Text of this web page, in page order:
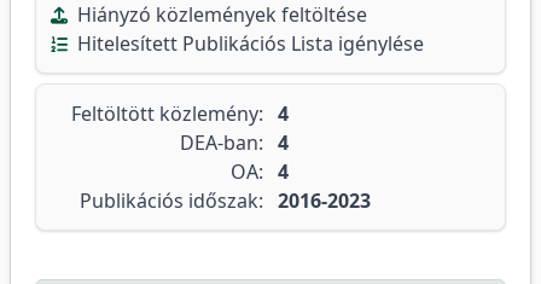
Hiányzó közlemények feltöltése
Hitelesített Publikációs Lista igénylése
Feltöltött közlemény: 4
DEA-ban: 4
OA: 4
Publikációs időszak: 2016-2023